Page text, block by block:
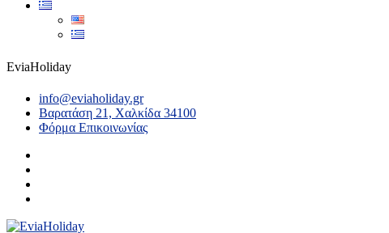
EviaHoliday
info@eviaholiday.gr
Βαρατάση 21, Χαλκίδα 34100
Φόρμα Επικοινωνίας